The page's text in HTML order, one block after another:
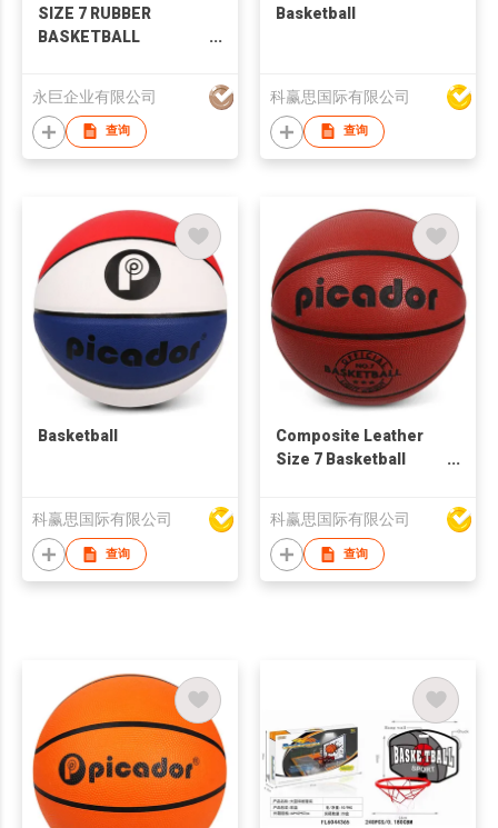
SIZE 7 RUBBER
BASKETBALL
永巨企业有限公司
查询
Basketball
科赢思国际有限公司
查询
Basketball
科赢思国际有限公司
查询
Composite Leather
Size 7 Basketball
科赢思国际有限公司
查询